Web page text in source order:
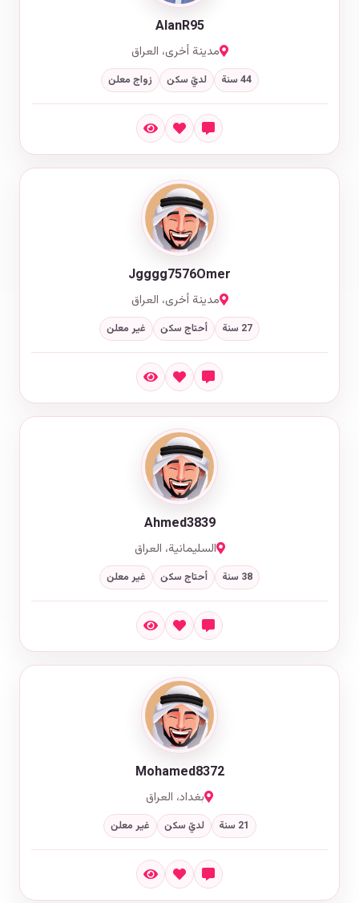
AlanR95
مدينة أخرى، العراق
44 سنة لديّ سكن زواج معلن
Jgggg7576Omer
مدينة أخرى، العراق
27 سنة أحتاج سكن غير معلن
Ahmed3839
السليمانية، العراق
38 سنة أحتاج سكن غير معلن
Mohamed8372
بغداد، العراق
21 سنة لديّ سكن غير معلن